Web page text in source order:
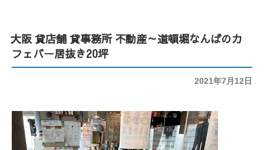
投
2021年7月12日
大阪 貸店舗 貸事務所 不動産～道頓堀なんばのカ
フェバー居抜き20坪